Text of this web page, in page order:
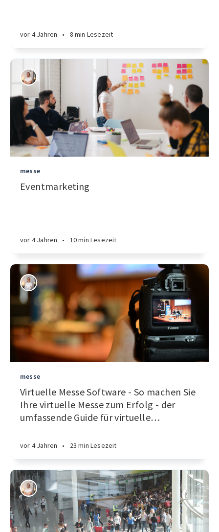
vor 4 Jahren • 8 min Lesezeit
messe
Eventmarketing
vor 4 Jahren • 10 min Lesezeit
messe
Virtuelle Messe Software - So machen Sie
Ihre virtuelle Messe zum Erfolg - der
umfassende Guide für virtuelle…
vor 4 Jahren • 23 min Lesezeit